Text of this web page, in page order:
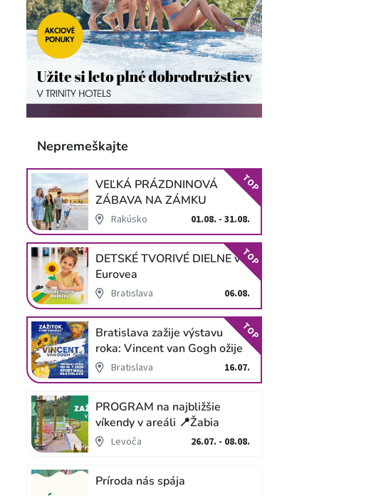
Nepremeškajte
VEĽKÁ PRÁZDNINOVÁ
ZÁBAVA NA ZÁMKU
SCHLOSS HOF
Rakúsko 01.08. - 31.08.
TOP
DETSKÉ TVORIVÉ DIELNE v
Eurovea
Bratislava 06.08.
TOP
Bratislava zažije výstavu
roka: Vincent van Gogh ožije
v unikátnej imerzívnej šou!
Bratislava 16.07.
TOP
PROGRAM na najbližšie
víkendy v areáli 📍Žabia
cestaLevoča 26.07. - 08.08.
Príroda nás spája